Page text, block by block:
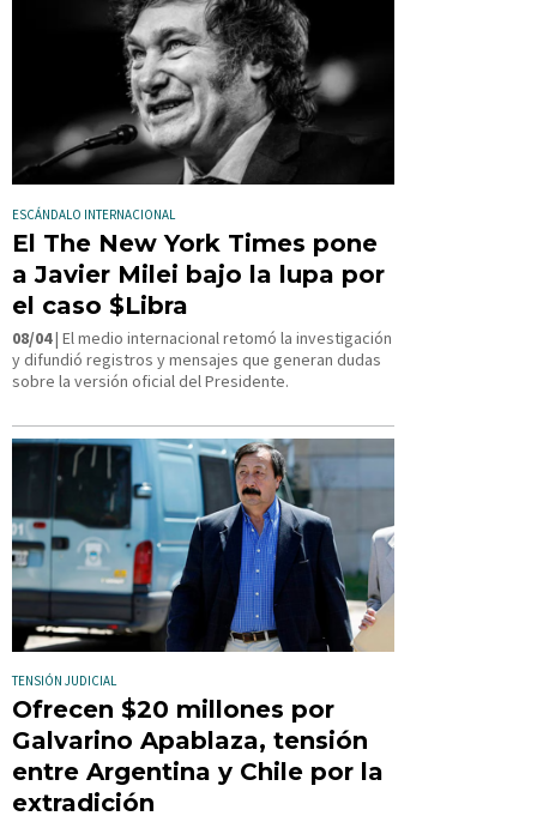
ESCÁNDALO INTERNACIONAL
El The New York Times pone
a Javier Milei bajo la lupa por
el caso $Libra
08/04| El medio internacional retomó la investigación
y difundió registros y mensajes que generan dudas
sobre la versión oficial del Presidente.
TENSIÓN JUDICIAL
Ofrecen $20 millones por
Galvarino Apablaza, tensión
entre Argentina y Chile por la
extradición